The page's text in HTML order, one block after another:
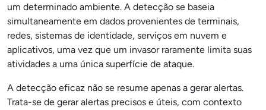
um determinado ambiente. A detecção se baseia
simultaneamente em dados provenientes de terminais,
redes, sistemas de identidade, serviços em nuvem e
aplicativos, uma vez que um invasor raramente limita suas
atividades a uma única superfície de ataque.
A detecção eficaz não se resume apenas a gerar alertas.
Trata-se de gerar alertas precisos e úteis, com contexto